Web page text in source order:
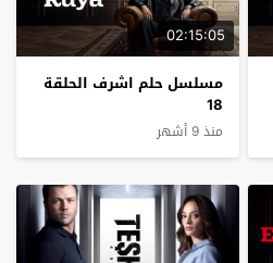
02:15:05
مسلسل حلم اشرف الحلقة
18
منذ 9 أشهر